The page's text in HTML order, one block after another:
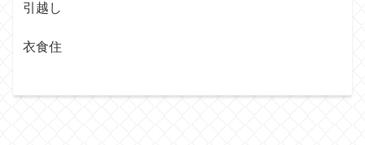
引越し
衣食住